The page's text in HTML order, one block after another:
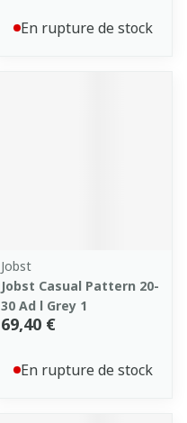
En rupture de stock
Jobst
Jobst Casual Pattern 20-
30 Ad l Grey 1
69,40 €
En rupture de stock